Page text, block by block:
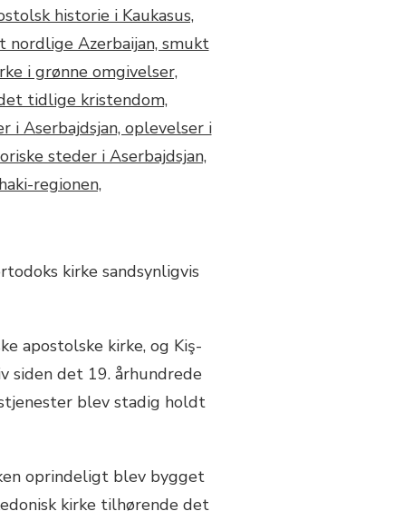
kirke sandsynligvis
apostolske kirke, og Kiş-
siden det 19. århundrede
blev stadig holdt
oprindeligt blev bygget
kirke tilhørende det